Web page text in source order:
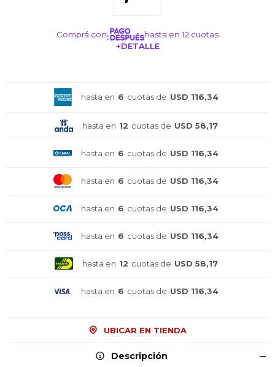
Comprá con
hasta en 12 cuotas
+DETALLE
hasta en 6 cuotas de USD 116,34
hasta en 12 cuotas de USD 58,17
hasta en 6 cuotas de USD 116,34
hasta en 6 cuotas de USD 116,34
hasta en 6 cuotas de USD 116,34
hasta en 6 cuotas de USD 116,34
hasta en 12 cuotas de USD 58,17
hasta en 6 cuotas de USD 116,34
UBICAR EN TIENDA
Descripción
comprar!
12 cuotas * ¡Solo con tu cédula!
comprar!
12 cuotas * ¡Solo con tu cédula!
comprar!
12 cuotas * ¡Solo con tu cédula!